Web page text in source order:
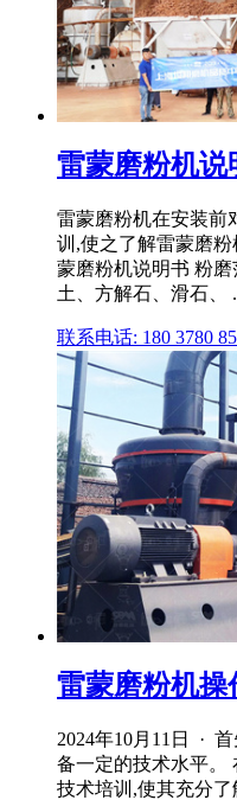
雷蒙磨粉机说
雷蒙磨粉机在安装前
训,使之了解雷蒙磨
蒙磨粉机说明书 粉
土、方解石、滑石、 .
联系电话: 180 3780
雷蒙磨粉机操
2024年10月11日 ·
备一定的技术水平。
技术培训,使其充分了